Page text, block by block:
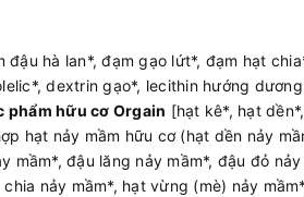
đậu hà lan*, đạm gạo lứt*, đạm hạt
dextrin gạo*, lecithin hướng
phẩm hữu cơ Orgain [hạt kê*, hạt
hạt nảy mầm hữu cơ (hạt dền nảy
mầm*, đậu lăng nảy mầm*, đậu đỏ
nảy mầm*, hạt vừng (mè) nảy